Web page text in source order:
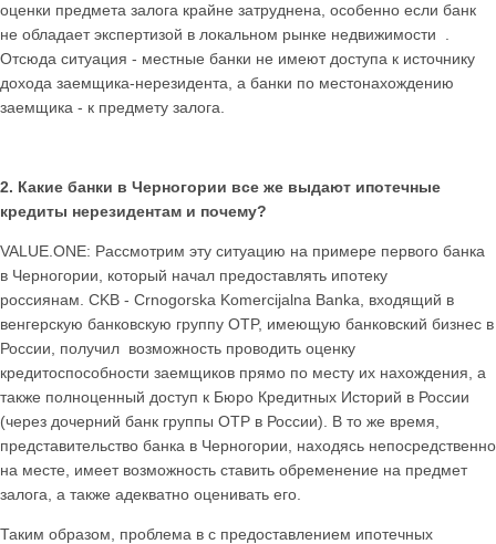
оценки предмета залога крайне затруднена, особенно если банк
не обладает экспертизой в локальном рынке недвижимости .
Отсюда ситуация - местные банки не имеют доступа к источнику
дохода заемщика-нерезидента, а банки по местонахождению
заемщика - к предмету залога.
2. Какие банки в Черногории все же выдают ипотечные
кредиты нерезидентам и почему?
VALUE.ONE: Рассмотрим эту ситуацию на примере первого банка
в Черногории, который начал предоставлять ипотеку
россиянам. CKB - Crnogorska Komercijalna Banka, входящий в
венгерскую банковскую группу OTP, имеющую банковский бизнес в
России, получил возможность проводить оценку
кредитоспособности заемщиков прямо по месту их нахождения, а
также полноценный доступ к Бюро Кредитных Историй в России
(через дочерний банк группы OTP в России). В то же время,
представительство банка в Черногории, находясь непосредственно
на месте, имеет возможность ставить обременение на предмет
залога, а также адекватно оценивать его.
Таким образом, проблема в с предоставлением ипотечных